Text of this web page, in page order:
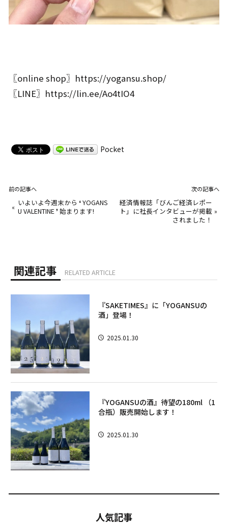
〖online shop〗 https://yogansu.shop/
〖LINE〗 https://lin.ee/Ao4tIO4
Pocket
前の記事へ
« いよいよ今週末から ❛ YOGANS
U VALENTINE ❜ 始まります!
次の記事へ
経済情報誌「びんご経済レポー
ト」に社長インタビューが掲載
されました！
»
関連記事 RELATED ARTICLE
『SAKETIMES』に「YOGANSUの
酒」登場！
2025.01.30
『YOGANSUの酒』待望の180ml （1
合瓶）販売開始します！
2025.01.30
人気記事